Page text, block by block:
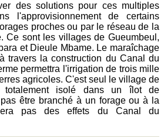
des solutions pour ces multiples
l'approvisionnement de certains
proches ou par le réseau de la
Ce sont les villages de Gueumbeul,
et Dieule Mbame. Le maraîchage
travers la construction du Canal du
permettra l'irrigation de trois mille
agricoles. C'est seul le village de
totalement isolé dans un îlot de
être branché à un forage ou à la
pas des effets du Canal du